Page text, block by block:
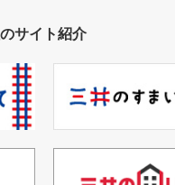
サイト紹介